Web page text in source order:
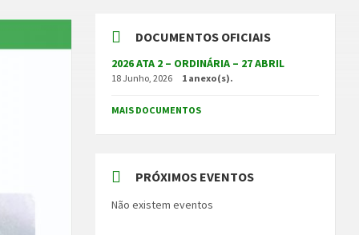
DOCUMENTOS OFICIAIS
2026 ATA 2 – ORDINÁRIA – 27 ABRIL
18 Junho, 2026 1 anexo(s).
MAIS DOCUMENTOS
PRÓXIMOS EVENTOS
Não existem eventos